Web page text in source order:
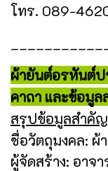
โทร. 089-
ผ้ายันต์อรหันต์
คาถา และข้อมู
สรุปข้อมูลสำคัญ
ชื่อวัตถุมงคล:
ผู้จัดสร้าง: อาจ